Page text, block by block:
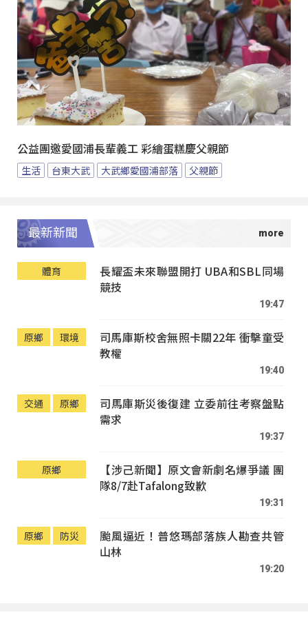
公益團邀愛國浦長輩義工 彩繪蛋糕慶父親節
生活 台東大武 大武鄉愛國浦部落 父親節
最新新聞
體育
長耀盃未來聯盟開打 UBA和SBL同場
競技
19:47
原鄉 環境
司馬庫斯校舍無照卡關22年 衝擊童受
教權
19:40
交通 原鄉
司馬庫斯災後復建 立委前往考察盤點
需求
19:37
原鄉
【涉己新聞】原文會新劇名爆爭議 團
隊8/7赴Tafalong致歉
19:31
原鄉 防災
颱風逼近！普悠瑪部落族人勘查共管
山林
19:20